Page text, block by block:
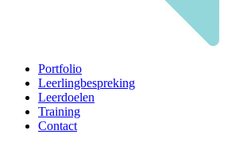
Portfolio
Leerlingbespreking
Leerdoelen
Training
Contact